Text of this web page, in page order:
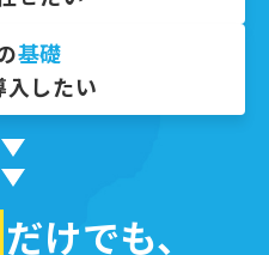
基礎
入したい
だけでも、